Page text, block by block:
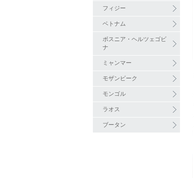
フィジー
ベトナム
ボスニア・ヘルツェゴビ
ナ
ミャンマー
モザンビーク
モンゴル
ラオス
ブータン